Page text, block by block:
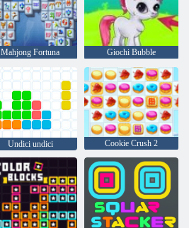
Mahjong Fortuna Giochi Bubble
Undici undici Cookie Crush 2